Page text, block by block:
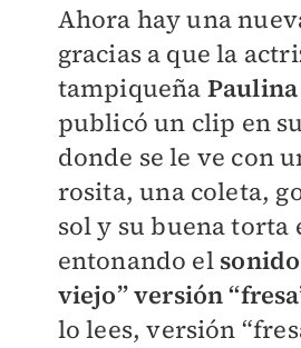
Ahora hay una
gracias a que la
tampiqueña
publicó un clip en
donde se le ve con
rosita, una coleta,
sol y su buena torta
entonando el
viejo” versión
lo lees, versión